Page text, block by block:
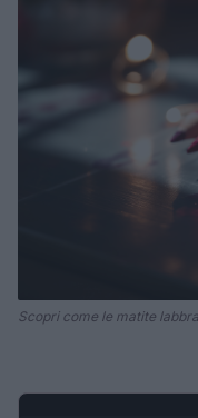
Scopri come le matite